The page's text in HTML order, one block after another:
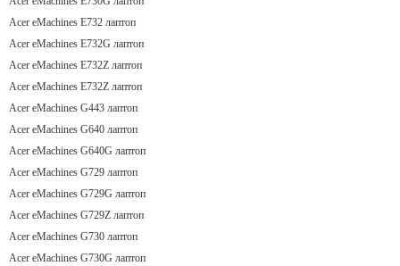
Acer eMachines E732 лаптоп
Acer eMachines E732G лаптоп
Acer eMachines E732Z лаптоп
Acer eMachines E732Z лаптоп
Acer eMachines G443 лаптоп
Acer eMachines G640 лаптоп
Acer eMachines G640G лаптоп
Acer eMachines G729 лаптоп
Acer eMachines G729G лаптоп
Acer eMachines G729Z лаптоп
Acer eMachines G730 лаптоп
Acer eMachines G730G лаптоп